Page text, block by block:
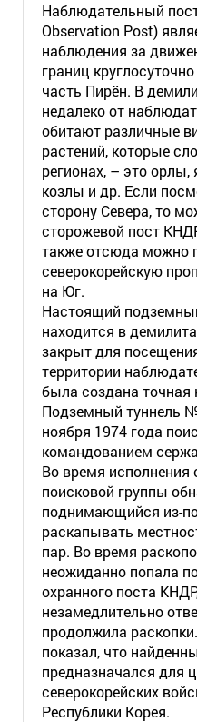
Наблюдательный
Observation Post)
наблюдения за
границ
часть Пирён. В
недалеко от
обитают различные
растений, которые
регионах, – это орлы,
козлы и др. Если
сторону Севера, то
сторожевой пост
также отсюда можно
северокорейскую
на Юг.
Настоящий
находится в
закрыт для
территории
была создана точная
Подземный туннель
ноября 1974 года
командованием
Во время исполнения
поисковой группы
поднимающийся из-
раскапывать
пар. Во время
неожиданно попала
охранного поста
незамедлительно
продолжила
показал, что
предназначался для
северокорейских
Республики Корея.